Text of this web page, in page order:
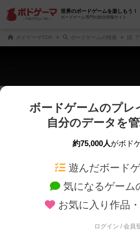
世界のボードゲームを楽しもう！
ボードゲーム専門の総合情報サイト
ボドゲーマTOP ボードゲームの検索
じっくり表示
商品名、商品説明文、デザイナー名、テ
対象年齢を指定します。
ボードゲームのプレ
自分のデータを
約75,000人がボド
遊んだボード
気になるゲーム
お気に入り作品
ログイン / 会員